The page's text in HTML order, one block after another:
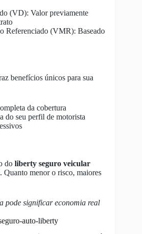
(VD): Valor previamente
Referenciado (VMR): Baseado
benefícios únicos para sua
da cobertura
do seu perfil de motorista
do liberty seguro veicular
Quanto menor o risco, maiores
pode significar economia real
auto-liberty